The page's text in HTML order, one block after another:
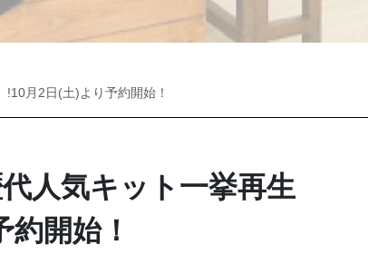
!10月2日(土)より予約開始！
人気キット一挙再生
開始！